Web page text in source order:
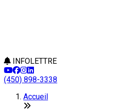
INFOLETTRE
(450) 898-3338
Accueil